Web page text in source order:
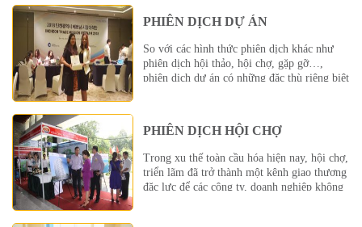
như kỹ năng giao tiếp tự tin, thuyết phục
PHIÊN DỊCH DỰ ÁN
So với các hình thức phiên dịch khác như
phiên dịch hội thảo, hội chợ, gặp gỡ…,
phiên dịch dự án có những đặc thù riêng biệt
dịch kéo dài, có khi lên tới hàng […]
PHIÊN DỊCH HỘI CHỢ
Trong xu thế toàn cầu hóa hiện nay, hội chợ,
triển lãm đã trở thành một kênh giao thương
đăc lực để các công ty, doanh nghiệp không